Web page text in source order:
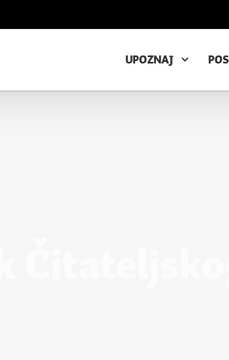
UPOZNAJ